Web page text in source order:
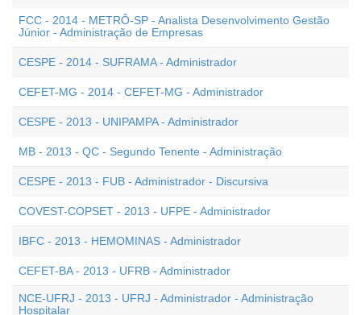
FCC - 2014 - METRÔ-SP - Analista Desenvolvimento Gestão
Júnior - Administração de Empresas
CESPE - 2014 - SUFRAMA - Administrador
CEFET-MG - 2014 - CEFET-MG - Administrador
CESPE - 2013 - UNIPAMPA - Administrador
MB - 2013 - QC - Segundo Tenente - Administração
CESPE - 2013 - FUB - Administrador - Discursiva
COVEST-COPSET - 2013 - UFPE - Administrador
IBFC - 2013 - HEMOMINAS - Administrador
CEFET-BA - 2013 - UFRB - Administrador
NCE-UFRJ - 2013 - UFRJ - Administrador - Administração
Hospitalar